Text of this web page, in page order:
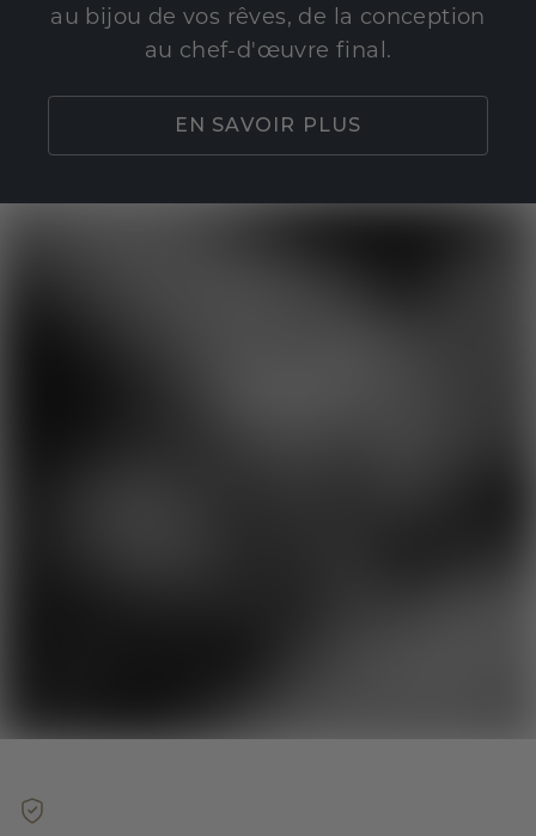
au bijou de vos rêves, de la conception
au chef-d'œuvre final.
EN SAVOIR PLUS